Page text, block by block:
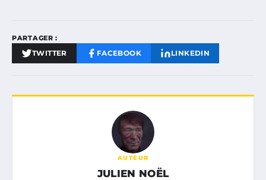
PARTAGER :
TWITTER FACEBOOK LINKEDIN
AUTEUR
JULIEN NOËL